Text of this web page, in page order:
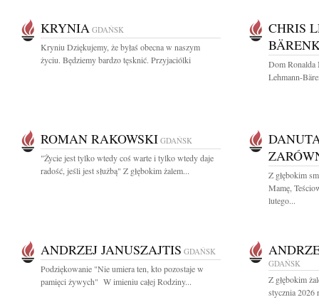
KRYNIA GDAŃSK
Kryniu Dziękujemy, że byłaś obecna w naszym
życiu. Będziemy bardzo tęsknić. Przyjaciólki
CHRIS
Dom Ronalda
Lehmann-
ROMAN RAKOWSKI GDAŃSK
"Życie jest tylko wtedy coś warte i tylko wtedy daje
radość, jeśli jest służbą" Z głębokim żalem...
Z głębokim
Mamę,
lutego...
ANDRZEJ JANUSZAJTIS GDAŃSK
Podziękowanie "Nie umiera ten, kto pozostaje w
pamięci żywych" W imieniu całej Rodziny...
GDAŃSK
Z głębokim
stycznia 2026